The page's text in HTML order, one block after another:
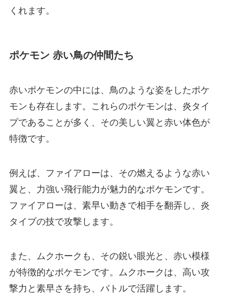
くれます。
ポケモン 赤い鳥の仲間たち
赤いポケモンの中には、鳥のような姿をしたポケ
モンも存在します。これらのポケモンは、炎タイ
プであることが多く、その美しい翼と赤い体色が
特徴です。
例えば、ファイアローは、その燃えるような赤い
翼と、力強い飛行能力が魅力的なポケモンです。
ファイアローは、素早い動きで相手を翻弄し、炎
タイプの技で攻撃します。
また、ムクホークも、その鋭い眼光と、赤い模様
が特徴的なポケモンです。ムクホークは、高い攻
撃力と素早さを持ち、バトルで活躍します。